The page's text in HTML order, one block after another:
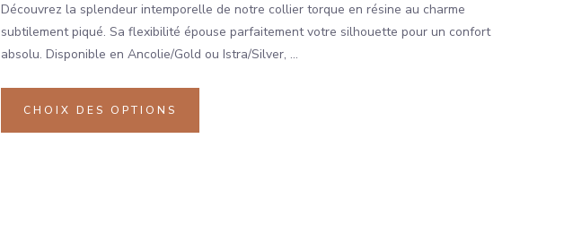
Découvrez la splendeur intemporelle de notre collier torque en résine au charme
subtilement piqué. Sa flexibilité épouse parfaitement votre silhouette pour un confort
absolu. Disponible en Ancolie/Gold ou Istra/Silver, ...
CHOIX DES OPTIONS